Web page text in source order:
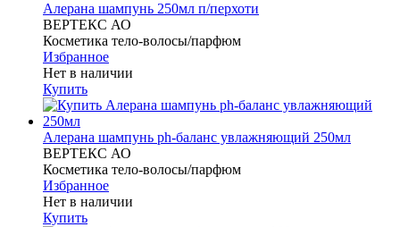
Алерана шампунь 250мл п/перхоти
ВЕРТЕКС АО
Косметика тело-волосы/парфюм
Избранное
Нет в наличии
Купить
Алерана шампунь ph-баланс увлажняющий 250мл
ВЕРТЕКС АО
Косметика тело-волосы/парфюм
Избранное
Нет в наличии
Купить